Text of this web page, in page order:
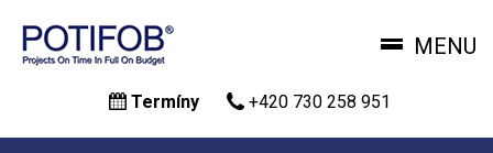
hlavnímu
MENU
Termíny +420 730 258 951